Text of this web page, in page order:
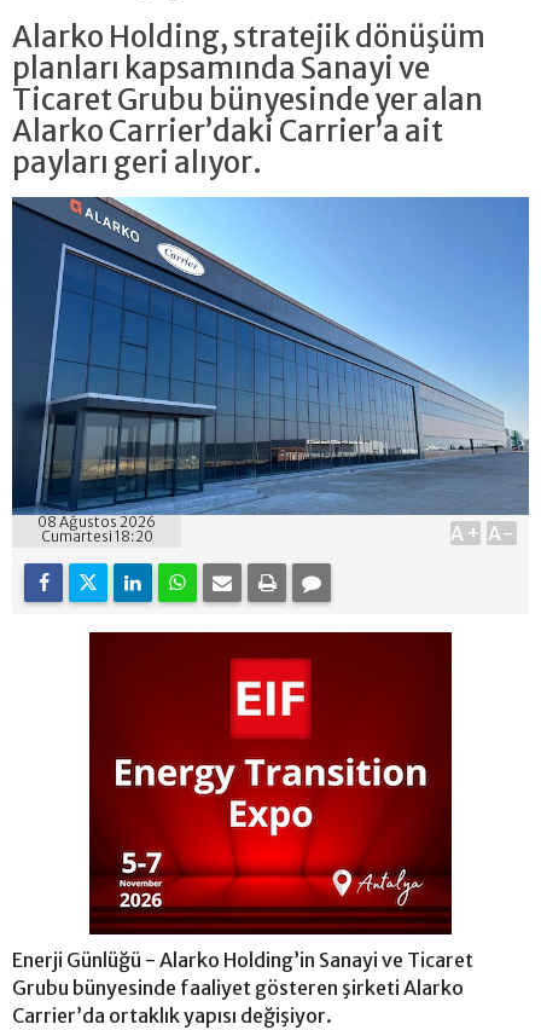
Alarko Holding, stratejik dönüşüm
planları kapsamında Sanayi ve
Ticaret Grubu bünyesinde yer alan
Alarko Carrier’daki Carrier’a ait
payları geri alıyor.
08 Ağustos 2026
Cumartesi 18:20
A+ A-
Enerji Günlüğü - Alarko Holding’in Sanayi ve Ticaret
Grubu bünyesinde faaliyet gösteren şirketi Alarko
Carrier’da ortaklık yapısı değişiyor.